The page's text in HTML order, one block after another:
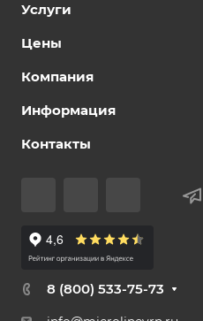
Услуги
Цены
Компания
Информация
Контакты
8 (800) 533-75-73